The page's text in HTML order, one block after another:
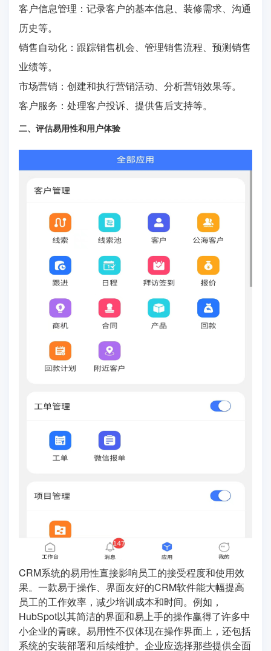
客户信息管理：记录客户的基本信息、装修需求、沟通
历史等。
销售自动化：跟踪销售机会、管理销售流程、预测销售
业绩等。
市场营销：创建和执行营销活动、分析营销效果等。
客户服务：处理客户投诉、提供售后支持等。
二、评估易用性和用户体验
CRM系统的易用性直接影响员工的接受程度和使用效
果。一款易于操作、界面友好的CRM软件能大幅提高
员工的工作效率，减少培训成本和时间。例如，
HubSpot以其简洁的界面和易上手的操作赢得了许多中
小企业的青睐。易用性不仅体现在操作界面上，还包括
系统的安装部署和后续维护。企业应选择那些提供全面